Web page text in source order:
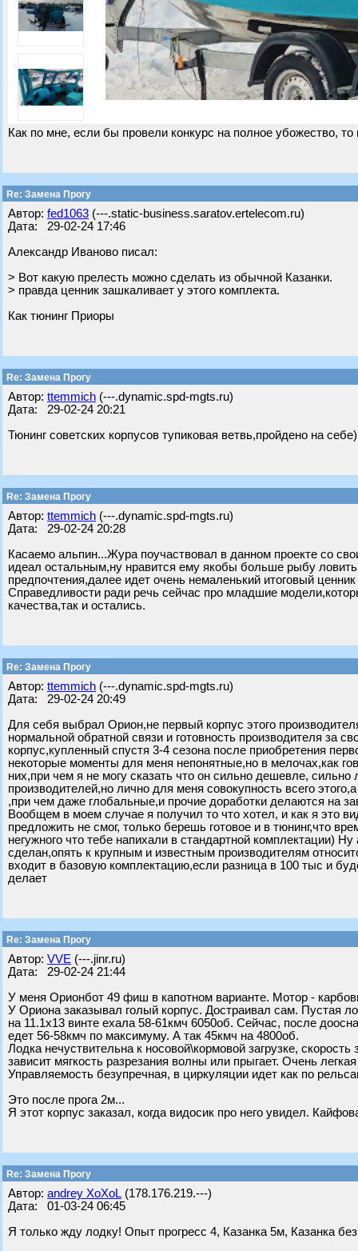
Как по мне, если бы провели конкурс на полное убожество,
Re: Замена Прогу
Автор: fed1063 (---.static-business.saratov.ertelecom.ru)
Дата: 29-02-24 17:46
Александр Иваново писал:
> Вот какую прелесть можно сделать из обычной Казанки.
> правда ценник зашкаливает у этого комплекта.
Как тюнинг Приоры
Re: Замена Прогу
Автор: ttemmich (---.dynamic.spd-mgts.ru)
Дата: 29-02-24 20:21
Тюнинг советских корпусов тупиковая ветвь,пройдено на себе)
Re: Замена Прогу
Автор: ttemmich (---.dynamic.spd-mgts.ru)
Дата: 29-02-24 20:28
Касаемо альпин...Жура поучаствовал в данном проекте со
идеал остальным,ну нравится ему якобы больше рыбу
предпочтения,далее идет очень немаленький итоговый
Справедливости ради речь сейчас про младшие
качества,так и остались.
Re: Замена Прогу
Автор: ttemmich (---.dynamic.spd-mgts.ru)
Дата: 29-02-24 20:49
Для себя выбрал Орион,не первый корпус этого
нормальной обратной связи и готовность производителя за
корпус,купленный спустя 3-4 сезона после приобретения
некоторые моменты для меня непонятные,но в мелочах,как
них,при чем я не могу сказать что он сильно дешевле,
производителей,но лично для меня совокупность всего
,при чем даже глобальные,и прочие доработки делаются на
Вообщем в моем случае я получил то что хотел, и как я это
предложить не смог, только берешь готовое и в тюнинг,что
негужного что тебе напихали в стандартной комплектации)
сделан,опять к крупным и известным производителям
входит в базовую комплектацию,если разница в 100 тыс и
делает
Re: Замена Прогу
Автор: VVE (---.jinr.ru)
Дата: 29-02-24 21:44
У меня Орионбот 49 фиш в капотном варианте. Мотор -
У Ориона заказывал голый корпус. Достраивал сам. Пустая
на 11.1х13 винте ехала 58-61кмч 6050об. Сейчас, после
едет 56-58кмч по максимуму. А так 45кмч на 4800об.
Лодка нечуствительна к носовой\кормовой загрузке, скорость
зависит мягкость разрезания волны или прыгает. Очень
Управляемость безупречная, в циркуляции идет как по
Это после прога 2м...
Я этот корпус заказал, когда видосик про него увидел.
Re: Замена Прогу
Автор: andrey XoXoL (178.176.219.---)
Дата: 01-03-24 06:45
Я только жду лодку! Опыт прогресс 4, Казанка 5м, Казанка